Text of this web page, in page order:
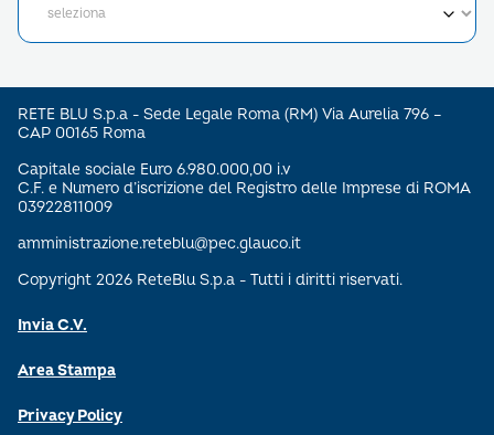
RETE BLU S.p.a - Sede Legale Roma (RM) Via Aurelia 796 –
CAP 00165 Roma
Capitale sociale Euro 6.980.000,00 i.v
C.F. e Numero d’iscrizione del Registro delle Imprese di ROMA
03922811009
amministrazione.reteblu@pec.glauco.it
Copyright 2026 ReteBlu S.p.a - Tutti i diritti riservati.
Invia C.V.
Area Stampa
Privacy Policy